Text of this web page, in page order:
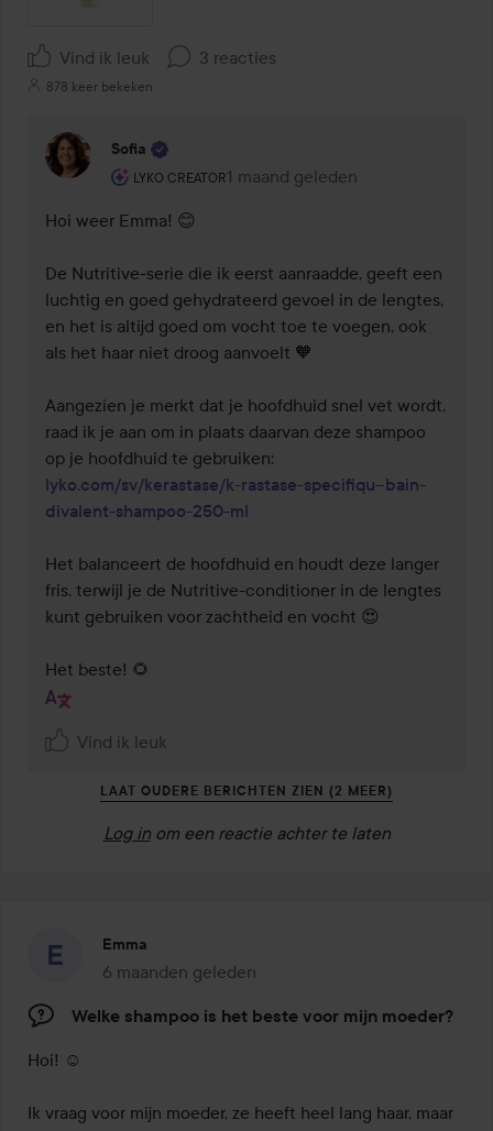
Vind ik leuk 3 reacties
878 keer bekeken
Sofia
LYKO CREATOR
De rol van de gebruiker: Lyko Creator.
1 maand geleden
Reactie geladen 1 maand geleden
Hoi weer Emma! 😊
De Nutritive-serie die ik eerst aanraadde, geeft een
luchtig en goed gehydrateerd gevoel in de lengtes,
en het is altijd goed om vocht toe te voegen, ook
als het haar niet droog aanvoelt 🧡
Aangezien je merkt dat je hoofdhuid snel vet wordt,
raad ik je aan om in plaats daarvan deze shampoo
lyko.com/sv/kerastase/k-rastase-specifiqu--bain-
divalent-shampoo-250-ml
Het balanceert de hoofdhuid en houdt deze langer
fris, terwijl je de Nutritive-conditioner in de lengtes
kunt gebruiken voor zachtheid en vocht 😍
Het beste! 🌻
Vind ik leuk
LAAT OUDERE BERICHTEN ZIEN (2 MEER)
Log in om een reactie achter te laten
Emma
6 maanden geleden
Het bericht is gemaakt 6 maanden geleden
Welke shampoo is het beste voor mijn moeder?
Hoi! ☺️
Ik vraag voor mijn moeder, ze heeft heel lang haar, maar